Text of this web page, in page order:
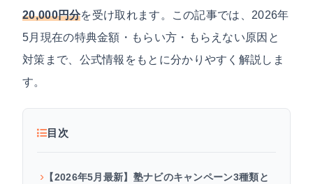
20,000円分を受け取れます。この記事では、2026年
5月現在の特典金額・もらい方・もらえない原因と
対策まで、公式情報をもとに分かりやすく解説しま
す。
目次
【2026年5月最新】塾ナビのキャンペーン3種類と